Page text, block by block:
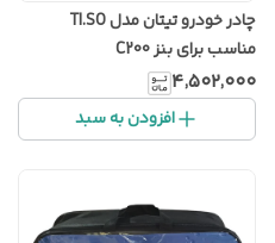
چادر خودرو تیتان مدل TI.SO
مناسب برای بنز C200
۴٬۵۰۲٬۰۰۰
افزودن به سبد